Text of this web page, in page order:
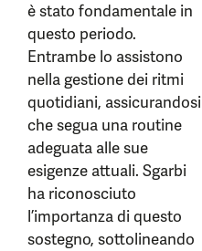
è stato fondamentale in
questo periodo.
Entrambe lo assistono
nella gestione dei ritmi
quotidiani, assicurandosi
che segua una routine
adeguata alle sue
esigenze attuali. Sgarbi
ha riconosciuto
l’importanza di questo
sostegno, sottolineando